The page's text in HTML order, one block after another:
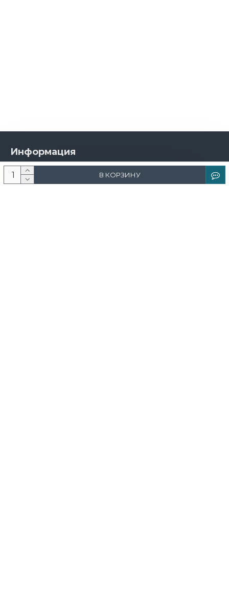
В КОРЗИНУ
Информация
О компании
Новости и акции